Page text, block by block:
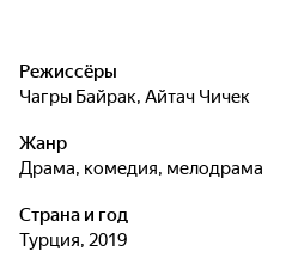
Режиссёры
Чагры Байрак, Айтач Чичек
Жанр
драма, комедия, мелодрама
Страна и год
Турция, 2019